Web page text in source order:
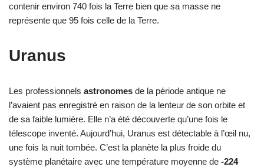
contenir environ 740 fois la Terre bien que sa masse ne
représente que 95 fois celle de la Terre.
Uranus
Les professionnels astronomes de la période antique ne
l’avaient pas enregistré en raison de la lenteur de son orbite et
de sa faible lumière. Elle n’a été découverte qu’une fois le
télescope inventé. Aujourd’hui, Uranus est détectable à l’œil nu,
une fois la nuit tombée. C’est la planète la plus froide du
système planétaire avec une température moyenne de -224